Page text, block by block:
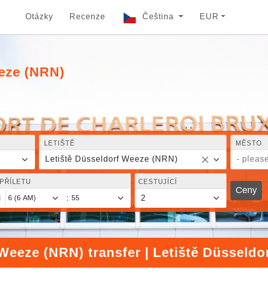
Otázky Recenze Čeština EUR
(NRN)
LETIŠTĚ
Letiště Düsseldorf Weeze (NRN)
MĚSTO
-
:
CESTUJÍCÍ
Ceny
(NRN) transfer | Letiště